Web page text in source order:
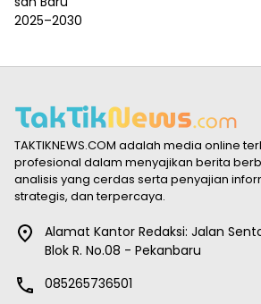
TAKTIKNEWS.COM adalah media online
profesional dalam menyajikan berita
analisis yang cerdas serta penyajian
strategis, dan terpercaya.
Alamat Kantor Redaksi: Jalan
Blok R. No.08 - Pekanbaru
085265736501